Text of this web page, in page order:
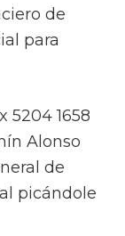
de
para
5204 1658
Alonso
de
picándole